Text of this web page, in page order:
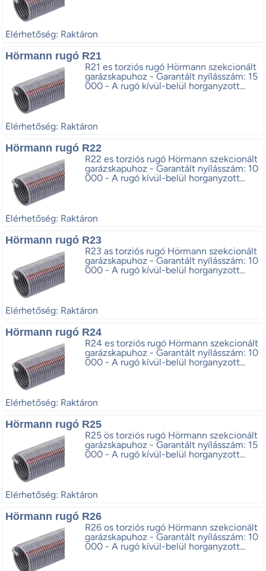
Elérhetőség: Raktáron
Hörmann rugó R21
R21 es torziós rugó Hörmann szekcionált
garázskapuhoz - Garantált nyílásszám: 15
000 - A rugó kívül-belül horganyzott...
Elérhetőség: Raktáron
Hörmann rugó R22
R22 es torziós rugó Hörmann szekcionált
garázskapuhoz - Garantált nyílásszám: 10
000 - A rugó kívül-belül horganyzott...
Elérhetőség: Raktáron
Hörmann rugó R23
R23 as torziós rugó Hörmann szekcionált
garázskapuhoz - Garantált nyílásszám: 10
000 - A rugó kívül-belül horganyzott...
Elérhetőség: Raktáron
Hörmann rugó R24
R24 es torziós rugó Hörmann szekcionált
garázskapuhoz - Garantált nyílásszám: 10
000 - A rugó kívül-belül horganyzott...
Elérhetőség: Raktáron
Hörmann rugó R25
R25 ös torziós rugó Hörmann szekcionált
garázskapuhoz - Garantált nyílásszám: 15
000 - A rugó kívül-belül horganyzott...
Elérhetőség: Raktáron
Hörmann rugó R26
R26 os torziós rugó Hörmann szekcionált
garázskapuhoz - Garantált nyílásszám: 10
000 - A rugó kívül-belül horganyzott...